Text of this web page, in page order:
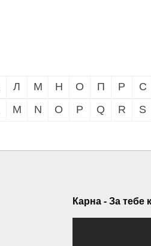
Л М Н О П Р С
M N O P Q R S
Карна - За тебе